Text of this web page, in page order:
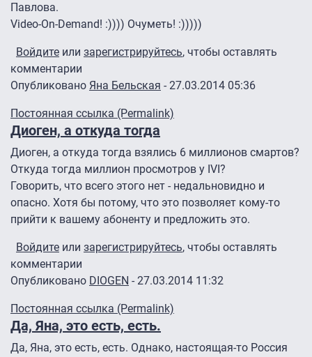
Павлова.
Video-On-Demand! :)))) Очуметь! :)))))
Войдите или зарегистрируйтесь, чтобы оставлять
комментарии
Опубликовано Яна Бельская - 27.03.2014 05:36
Постоянная ссылка (Permalink)
Диоген, а откуда тогда
Диоген, а откуда тогда взялись 6 миллионов смартов?
Откуда тогда миллион просмотров у IVI?
Говорить, что всего этого нет - недальновидно и
опасно. Хотя бы потому, что это позволяет кому-то
прийти к вашему абоненту и предложить это.
Войдите или зарегистрируйтесь, чтобы оставлять
комментарии
Опубликовано DIOGEN - 27.03.2014 11:32
Постоянная ссылка (Permalink)
Да, Яна, это есть, есть.
Да, Яна, это есть, есть. Однако, настоящая-то Россия